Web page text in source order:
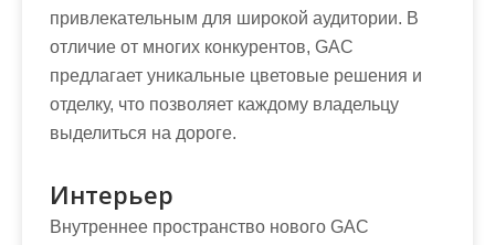
привлекательным для широкой аудитории. В
отличие от многих конкурентов, GAC
предлагает уникальные цветовые решения и
отделку, что позволяет каждому владельцу
выделиться на дороге.
Интерьер
Внутреннее пространство нового GAC